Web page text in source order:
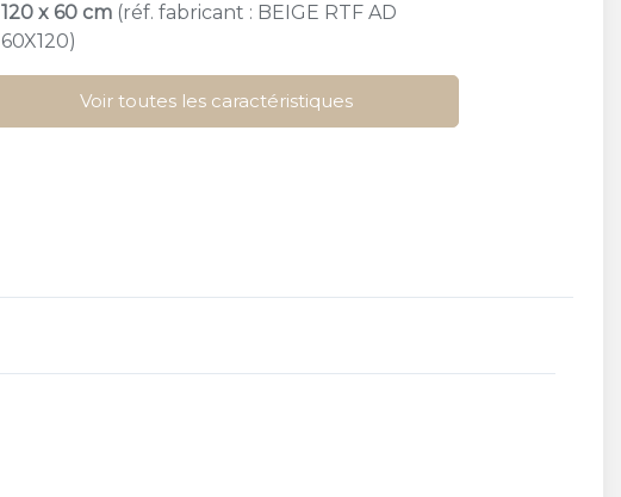
120 x 60 cm (réf. fabricant : BEIGE RTF AD
60X120)
Voir toutes les caractéristiques